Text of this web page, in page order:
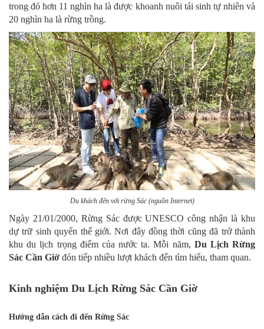
trong đó hơn 11 nghìn ha là được khoanh nuôi tái sinh tự nhiên và
20 nghìn ha là rừng trồng.
Du khách đến với rừng Sác (nguồn Internet)
Ngày 21/01/2000, Rừng Sác được UNESCO công nhận là khu
dự trữ sinh quyển thế giới. Nơi đây đồng thời cũng đã trở thành
khu du lịch trọng điểm của nước ta. Mỗi năm, Du Lịch Rừng
Sác Cần Giờ đón tiếp nhiều lượt khách đến tìm hiểu, tham quan.
Kinh nghiệm Du Lịch Rừng Sác Cần Giờ
Hướng dẫn cách đi đến Rừng Sác